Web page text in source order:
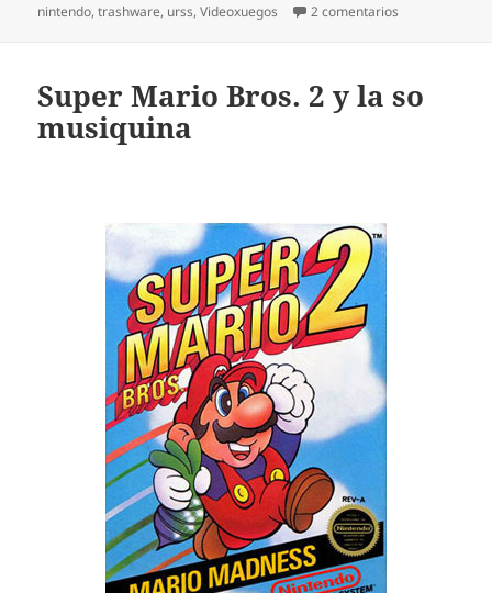
nintendo,trashware, urss,Videoxuegos 2 comentarios
Super Mario Bros. 2 y la so
musiquina